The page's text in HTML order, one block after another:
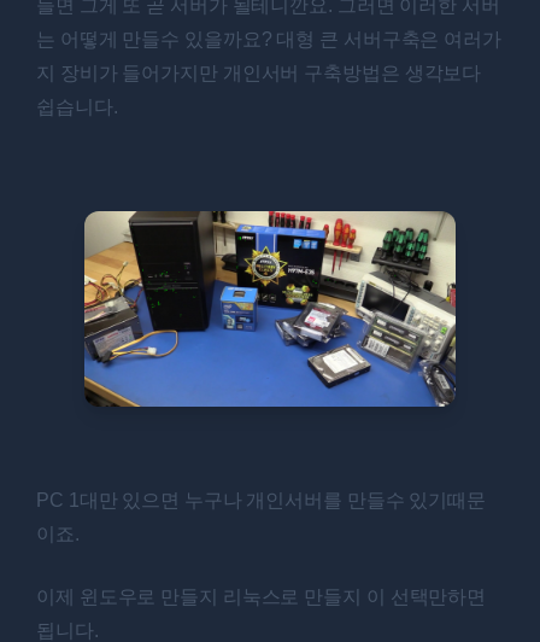
들면 그게 또 곧 서버가 될테니깐요. 그러면 이러한 서버
는 어떻게 만들수 있을까요? 대형 큰 서버구축은 여러가
지 장비가 들어가지만 개인서버 구축방법은 생각보다
쉽습니다.
PC 1대만 있으면 누구나 개인서버를 만들수 있기때문
이죠.
이제 윈도우로 만들지 리눅스로 만들지 이 선택만하면
됩니다.